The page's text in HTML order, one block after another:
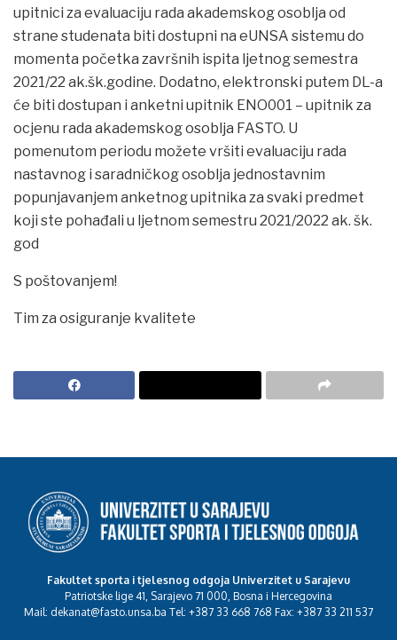
upitnici za evaluaciju rada akademskog osoblja od
strane studenata biti dostupni na eUNSA sistemu do
momenta početka završnih ispita ljetnog semestra
2021/22 ak.šk.godine. Dodatno, elektronski putem DL-a
će biti dostupan i anketni upitnik ENO001 – upitnik za
ocjenu rada akademskog osoblja FASTO. U
pomenutom periodu možete vršiti evaluaciju rada
nastavnog i saradničkog osoblja jednostavnim
popunjavanjem anketnog upitnika za svaki predmet
koji ste pohađali u ljetnom semestru 2021/2022 ak. šk.
god
S poštovanjem!
Tim za osiguranje kvalitete
Fakultet sporta i tjelesnog odgoja Univerzitet u Sarajevu
Patriotske lige 41, Sarajevo 71 000, Bosna i Hercegovina
Mail: dekanat@fasto.unsa.ba Tel: +387 33 668 768 Fax: +387 33 211 537